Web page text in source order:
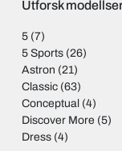
Utforsk
5 (7)
5 Sports (26)
Astron (21)
Classic (63)
Conceptual (4)
Discover More (5)
Dress (4)